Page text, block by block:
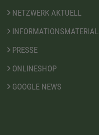
NETZWERK AKTUELL
INFORMATIONSMATERIAL
PRESSE
ONLINESHOP
GOOGLE NEWS